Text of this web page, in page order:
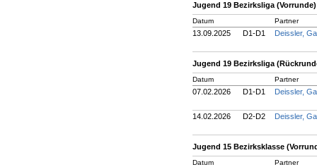
Jugend 19 Bezirksliga (Vorrunde)
Datum Partner
13.09.2025 D1-D1 Deissler,
Jugend 19 Bezirksliga
Datum Partner
07.02.2026 D1-D1 Deissler,
14.02.2026 D2-D2 Deissler,
Jugend 15 Bezirksklasse
Datum Partner